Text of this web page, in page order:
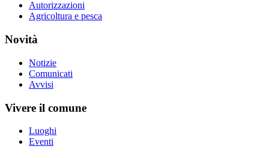
Autorizzazioni
Agricoltura e pesca
Novità
Notizie
Comunicati
Avvisi
Vivere il comune
Luoghi
Eventi